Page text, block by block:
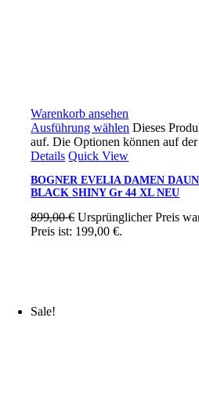
Warenkorb ansehen
Ausführung wählen Dieses
auf. Die Optionen können auf
Details Quick View
BOGNER EVELIA DAMEN
BLACK SHINY Gr 44 XL NEU
899,00€ Ursprünglicher Preis
Preis ist: 199,00 €.
Sale!